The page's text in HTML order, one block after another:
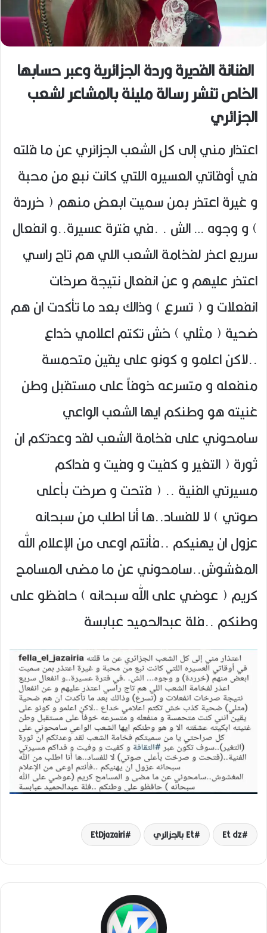
الفنانة القديرة وردة الجزائرية وعبر حسابها
الخاص تنشر رسالة مليئة بالمشاعر لشعب
الجزائري
اعتذار مني إلى كل الشعب الجزائري عن ما قلته
في أوقاتي العسيره اللتي كانت نبع من محبة
و غيرة اعتذر بمن سميت ابعض منهم ( خرردة
) و وجوه … الش . .في فترة عسيرة..و انفعال
سريع اعذر لفخامة الشعب اللي هم تاج راسي
اعتذر عليهم و عن انفعال نتيجة صرخات
انفعلات و ( تسرع ) وذالك بعد ما تأكدت ان هم
ضحية ( مثلي ) خش تكتم اعلامي خداع
..لاكن اعلمو و كونو علی يقين متحمسة
منفعله و متسرعه خوفاً على مستقبل وطن
غنيته هو وطنكم ايها الشعب الواعي
سامحوني على فخامة الشعب لقد وعدتكم ان
ثورة ( التغير و كفيت و وفيت و فداکم
مسيرتي الفنية .. ( فتحت و صرخت بأعلى
صوتي ) لا للفساد..ها أنا اطلب من سبحانه
عزول ان يهنيكم ..فأنتم اوعى من الإعلام الله
المغشوش..سامحوني عن ما مضى المسامح
كريم ( عوضي على الله سبحانه ) حافظو على
وطنكم ..فلة عبدالحميد عبابسة
Et dz Et بالجزائري EtDjazairi